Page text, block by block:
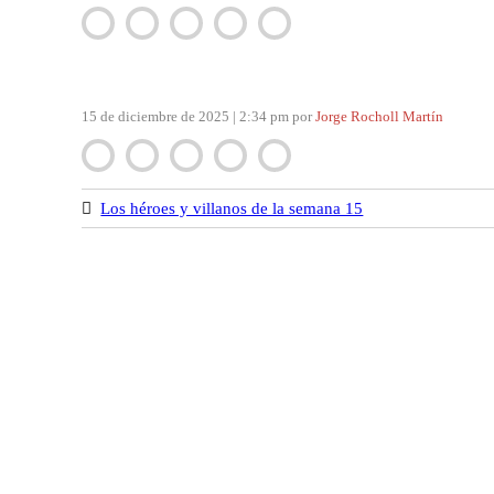
15 de diciembre de 2025 | 2:34 pmporJorge Rocholl Martín
Los héroes y villanos de la semana 15